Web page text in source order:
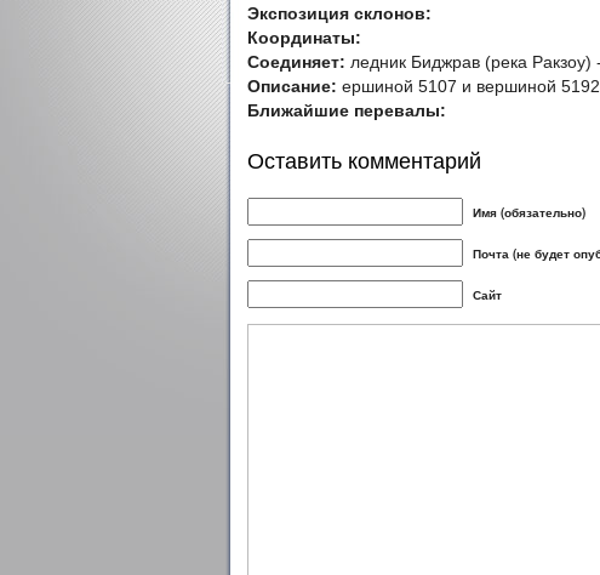
Экспозиция склонов:
Координаты:
Соединяет: ледник Биджрав (река Ракзоу)
Описание: ершиной 5107 и вершиной 5192
Ближайшие перевалы:
Оставить комментарий
Имя (обязательно)
Почта (не будет
Сайт